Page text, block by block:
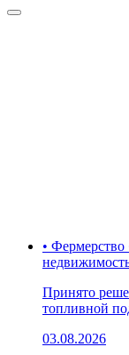
• Фермерство
Принято
топливной
03.08.2026